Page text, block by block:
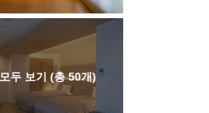
모두 보기 (총50개)